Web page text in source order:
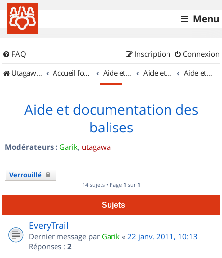
Menu
FAQ Connexion
Inscription
UtagawaVTT (Randos VTT et VTTAE avec traces GPS)
Accueil forum Aide et documentation Aide et documentation Aide et documentation des balises
Aide et documentation des
balises
Modérateurs : Garik, utagawa
Verrouillé
14 sujets • Page 1 sur 1
Sujets
EveryTrail
Dernier message par Garik « 22 janv. 2011, 10:13
Réponses : 2